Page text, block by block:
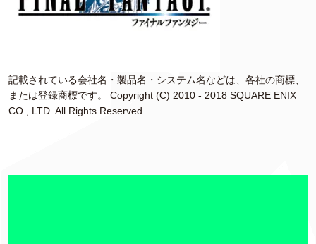
記載されている会社名・製品名・システム名などは、各社の商標、
または登録商標です。 Copyright (C) 2010 - 2018 SQUARE ENIX
CO., LTD. All Rights Reserved.